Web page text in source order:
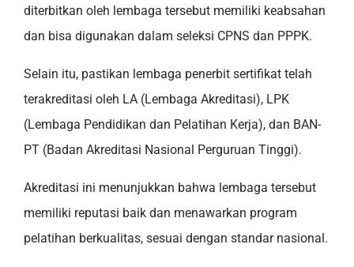
diterbitkan oleh lembaga tersebut memiliki keabsahan
dan bisa digunakan dalam seleksi CPNS dan PPPK.
Selain itu, pastikan lembaga penerbit sertifikat telah
terakreditasi oleh LA (Lembaga Akreditasi), LPK
(Lembaga Pendidikan dan Pelatihan Kerja), dan BAN-
PT (Badan Akreditasi Nasional Perguruan Tinggi).
Akreditasi ini menunjukkan bahwa lembaga tersebut
memiliki reputasi baik dan menawarkan program
pelatihan berkualitas, sesuai dengan standar nasional.